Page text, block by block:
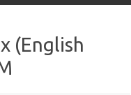
(English